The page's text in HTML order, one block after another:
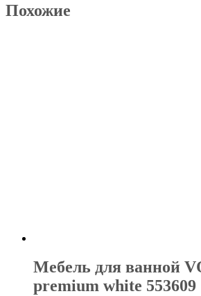
Похожие
Мебель для ванной
premium white 553609